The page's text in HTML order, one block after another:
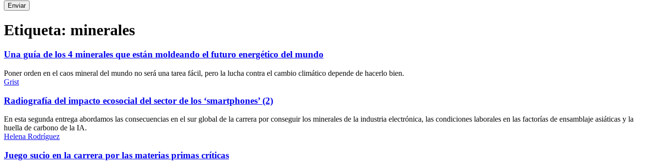
Etiqueta: minerales
Una guía de los 4 minerales que están moldeando el futuro energético del mundo
Poner orden en el caos mineral del mundo no será una tarea fácil, pero la lucha contra el cambio climático depende de hacerlo bien.
Grist
Radiografía del impacto ecosocial del sector de los ‘smartphones’ (2)
En esta segunda entrega abordamos las consecuencias en el sur global de la carrera por conseguir los minerales de la industria electrónica, las condiciones laborales en las factorías de ensamblaje asiáticas y la
huella de carbono de la IA.
Helena Rodríguez
Juego sucio en la carrera por las materias primas críticas